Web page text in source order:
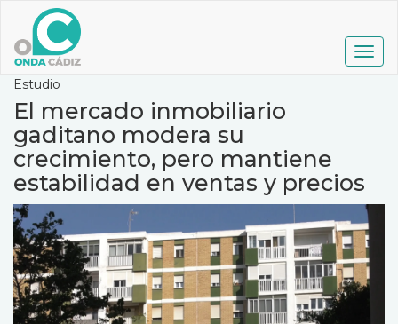
contenido
principal
Estudio
El mercado inmobiliario
gaditano modera su
crecimiento, pero mantiene
estabilidad en ventas y precios